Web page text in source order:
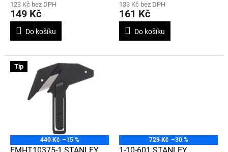
123 Kč bez DPH
149 Kč
Do košíku
133 Kč bez DPH
161 Kč
Do košíku
Tip
440 Kč –15 % 729 Kč –30 %